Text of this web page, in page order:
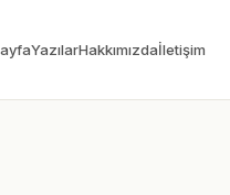
YazılarHakkımızdaİletişim